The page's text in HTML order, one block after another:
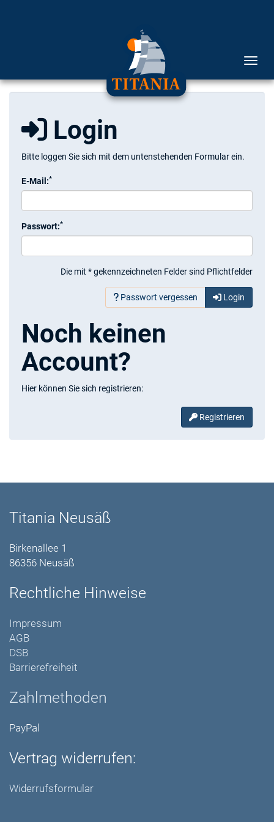
Menü
Login
Bitte loggen Sie sich mit dem untenstehenden Formular ein.
E-Mail:*
Passwort:*
Die mit * gekennzeichneten Felder sind Pflichtfelder
Passwort vergessen Login
Noch keinen
Account?
Hier können Sie sich registrieren:
Registrieren
Titania Neusäß
Birkenallee 1
86356 Neusäß
Rechtliche Hinweise
Impressum
AGB
DSB
Barrierefreiheit
Zahlmethoden
PayPal
Vertrag widerrufen:
Widerrufsformular